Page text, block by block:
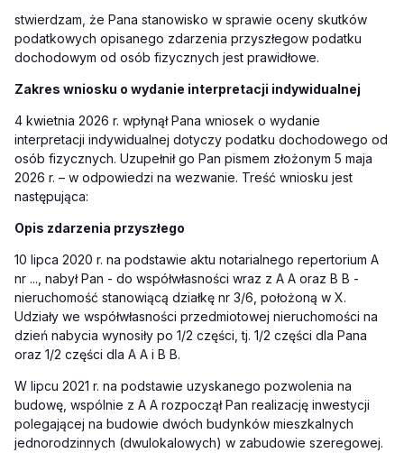
stwierdzam, że Pana stanowisko w sprawie oceny skutków
podatkowych opisanego zdarzenia przyszłegow podatku
dochodowym od osób fizycznych jest prawidłowe.
Zakres wniosku o wydanie interpretacji indywidualnej
4 kwietnia 2026 r. wpłynął Pana wniosek o wydanie
interpretacji indywidualnej dotyczy podatku dochodowego od
osób fizycznych. Uzupełnił go Pan pismem złożonym 5 maja
2026 r. – w odpowiedzi na wezwanie. Treść wniosku jest
następująca:
Opis zdarzenia przyszłego
10 lipca 2020 r. na podstawie aktu notarialnego repertorium A
nr ..., nabył Pan - do współwłasności wraz z A A oraz B B -
nieruchomość stanowiącą działkę nr 3/6, położoną w X.
Udziały we współwłasności przedmiotowej nieruchomości na
dzień nabycia wynosiły po 1/2 części, tj. 1/2 części dla Pana
oraz 1/2 części dla A A i B B.
W lipcu 2021 r. na podstawie uzyskanego pozwolenia na
budowę, wspólnie z A A rozpoczął Pan realizację inwestycji
polegającej na budowie dwóch budynków mieszkalnych
jednorodzinnych (dwulokalowych) w zabudowie szeregowej.